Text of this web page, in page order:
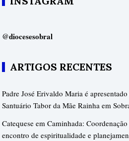
@diocesesobral
ARTIGOS RECENTES
Padre José Erivaldo Maria é
Santuário Tabor da Mãe Rainha em
Catequese em Caminhada:
encontro de espiritualidade e